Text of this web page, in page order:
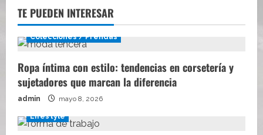
TE PUEDEN INTERESAR
Colecciones / Prendas
Ropa íntima con estilo: tendencias en corsetería y
sujetadores que marcan la diferencia
admin mayo 8, 2026
Lifestyle